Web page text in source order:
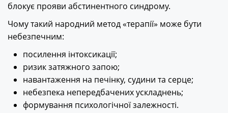
блокує прояви абстинентного синдрому.
Чому такий народний метод «терапії» може бути
небезпечним:
посилення інтоксикації;
ризик затяжного запою;
навантаження на печінку, судини та серце;
небезпека непередбачених ускладнень;
формування психологічної залежності.